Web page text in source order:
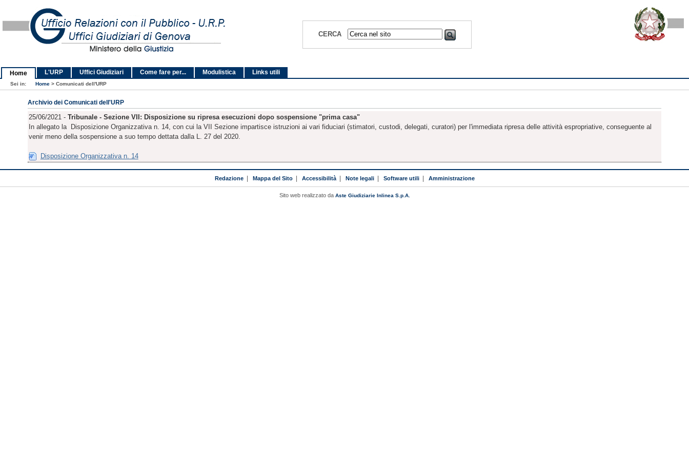
CERCA
Home L'URP Uffici Giudiziari Come fare per... Modulistica Links utili
Sei in: Home > Comunicati dell'URP
Archivio dei Comunicati dell'URP
25/06/2021 - Tribunale - Sezione VII: Disposizione su ripresa esecuzioni dopo sospensione "prima casa"
In allegato la Disposizione Organizzativa n. 14, con cui la VII Sezione impartisce istruzioni ai vari fiduciari (stimatori, custodi, delegati, curatori) per l'immediata ripresa delle attività espropriative, conseguente al
venir meno della sospensione a suo tempo dettata dalla L. 27 del 2020.
Disposizione Organizzativa n. 14
Redazione| Mappa del Sito| Accessibilità| Note legali| Software utili| Amministrazione
Sito web realizzato da Aste Giudiziarie Inlinea S.p.A.